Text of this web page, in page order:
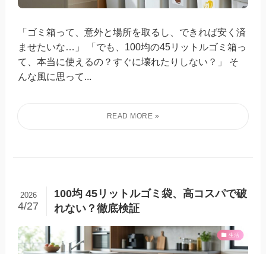
「ゴミ箱って、意外と場所を取るし、できれば安く済
ませたいな…」 「でも、100均の45リットルゴミ箱っ
て、本当に使えるの？すぐに壊れたりしない？」 そ
んな風に思って...
100均 45リットルゴミ袋、高コスパで破
れない？徹底検証
2026
4/27
生活